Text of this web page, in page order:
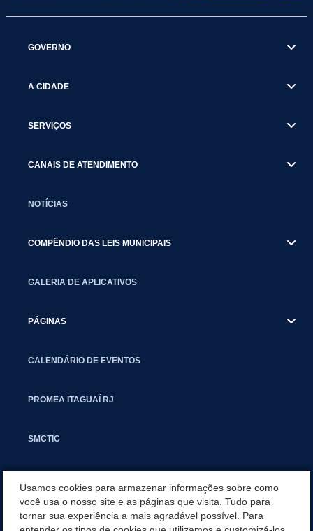
GOVERNO
A CIDADE
SERVIÇOS
CANAIS DE ATENDIMENTO
NOTÍCIAS
COMPÊNDIO DAS LEIS MUNICIPAIS
GALERIA DE APLICATIVOS
PÁGINAS
CALENDÁRIO DE EVENTOS
PROMEA ITAGUAÍ RJ
SMCTIC
CARTA DE SERVIÇOS
Usamos cookies para armazenar informações sobre como
você usa o nosso site e as páginas que visita. Tudo para
tornar sua experiência a mais agradável possível. Para